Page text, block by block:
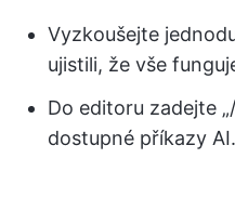
Vyzkoušejte
ujistili, že vše
Do editoru zadejte
dostupné příkazy AI.